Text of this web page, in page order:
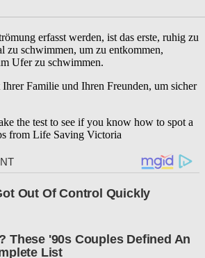
erfasst werden, ist das erste, ruhig zu
zu schwimmen, um zu entkommen,
Ufer zu schwimmen.
Familie und Ihren Freunden, um sicher